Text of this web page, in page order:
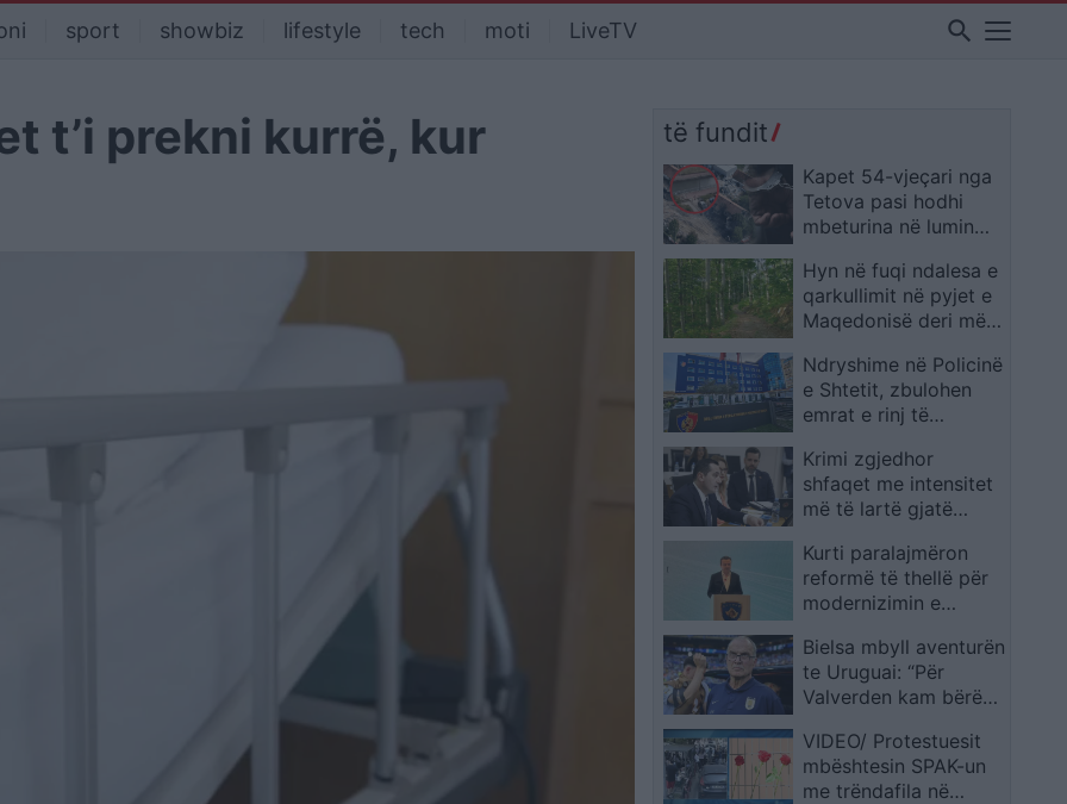
sport showbiz lifestyle tech moti LiveTV search
t’i prekni kurrë, kur
të fundit
Kapet 54-vjeçari nga
Tetova pasi hodhi
mbeturina në lumin
Hyn në fuqi ndalesa e
qarkullimit në pyjet e
Maqedonisë deri më
Ndryshime në Policinë
e Shtetit, zbulohen
emrat e rinj të
komisariate
Krimi zgjedhor
shfaqet me intensitet
më të lartë gjatë
Kreu i SPAK Klodian
Braho raporton në
Komisionin për
Në hetime të
përfshihet edhe
gjurmimi i parasë
Kurti paralajmëron
reformë të thellë për
modernizimin e
në Kosovë
Bielsa mbyll aventurën
te Uruguai: “Për
Valverden kam bërë
për këdo tjetër”
VIDEO/ Protestuesit
mbështesin SPAK-un
me trëndafila në